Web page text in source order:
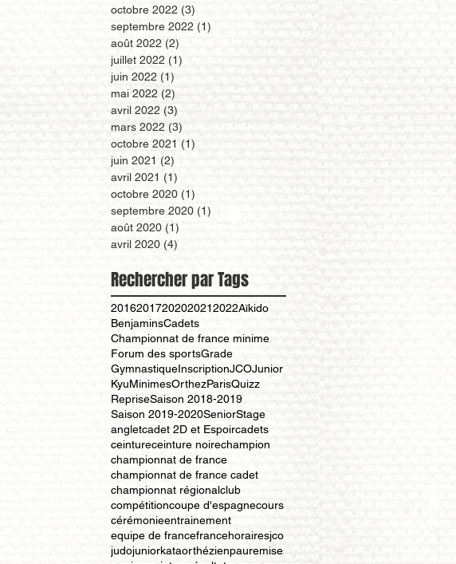
octobre 2022 (3)
septembre 2022 (1)
août 2022 (2)
juillet 2022 (1)
juin 2022 (1)
mai 2022 (2)
avril 2022 (3)
mars 2022 (3)
octobre 2021 (1)
juin 2021 (2)
avril 2021 (1)
octobre 2020 (1)
septembre 2020 (1)
août 2020 (1)
avril 2020 (4)
Rechercher par Tags
20162017202020212022Aïkido
BenjaminsCadets
Championnat de france minime
Forum des sportsGrade
GymnastiqueInscriptionJCOJunior
KyuMinimesOrthezParisQuizz
RepriseSaison 2018-2019
Saison 2019-2020SeniorStage
angletcadet 2D et Espoircadets
ceintureceinture noirechampion
championnat de france
championnat de france cadet
championnat régionalclub
compétitioncoupe d'espagnecours
cérémonieentrainement
equipe de francefrancehorairesjco
judojuniorkataorthézienpauremise